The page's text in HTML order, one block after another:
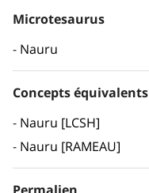
Microtesaurus
Nauru
Concepts
Nauru [LCSH]
Nauru [RAMEAU]